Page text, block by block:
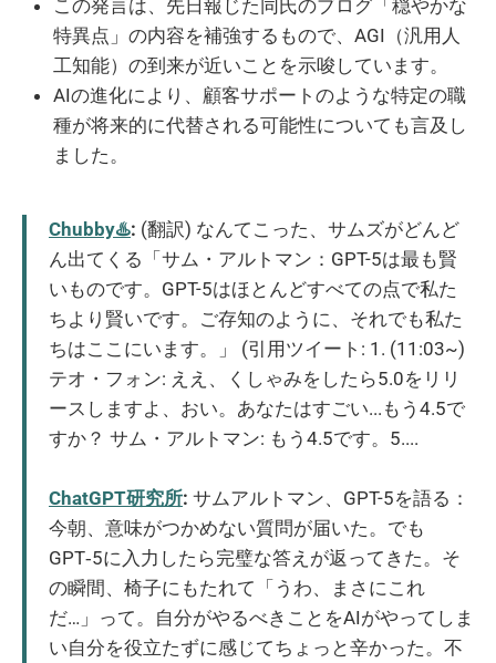
この発言は、先日報じた同氏のブログ「穏やかな
特異点」の内容を補強するもので、AGI（汎用人
工知能）の到来が近いことを示唆しています。
AIの進化により、顧客サポートのような特定の職
種が将来的に代替される可能性についても言及し
ました。
Chubby♨️: (翻訳) なんてこった、サムズがどんど
ん出てくる「サム・アルトマン：GPT-5は最も賢
いものです。GPT-5はほとんどすべての点で私た
ちより賢いです。ご存知のように、それでも私た
ちはここにいます。」 (引用ツイート: 1. (11:03~)
テオ・フォン: ええ、くしゃみをしたら5.0をリリ
ースしますよ、おい。あなたはすごい...もう4.5で
すか？ サム・アルトマン: もう4.5です。5....
ChatGPT研究所: サムアルトマン、GPT-5を語る：
今朝、意味がつかめない質問が届いた。でも
GPT‑5に入力したら完璧な答えが返ってきた。そ
の瞬間、椅子にもたれて「うわ、まさにこれ
だ…」って。自分がやるべきことをAIがやってしま
い自分を役立たずに感じてちょっと辛かった。不